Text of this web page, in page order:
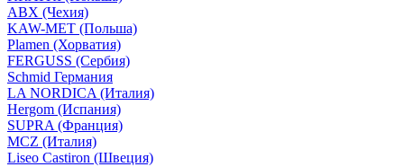
ABX (Чехия)
KAW-MET (Польша)
Plamen (Хорватия)
FERGUSS (Сербия)
Schmid Германия
LA NORDICA (Италия)
Hergom (Испания)
SUPRA (Франция)
MCZ (Италия)
Liseo Castiron (Швеция)